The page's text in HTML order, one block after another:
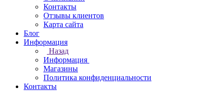
Контакты
Отзывы клиентов
Карта сайта
Блог
Информация
Назад
Информация
Магазины
Политика конфиденциальности
Контакты